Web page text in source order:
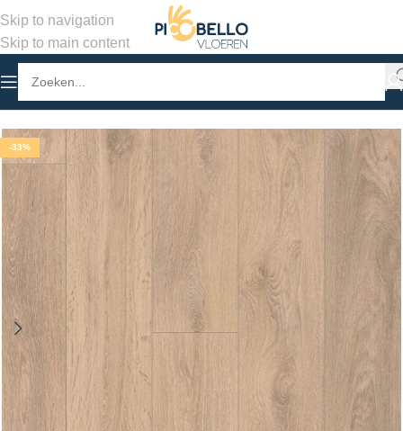
Skip to navigation
Skip to main content
Home/Winkel
-33%